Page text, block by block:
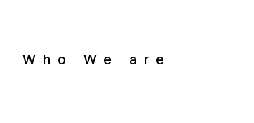
Who We are